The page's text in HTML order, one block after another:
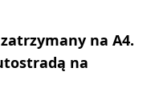
na A4.
na